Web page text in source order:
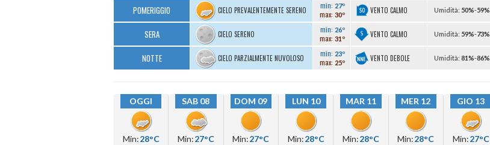
POMERIGGIO CIELO PREVALENTEMENTE SERENO min: 27º
max: 30º VENTO CALMO Umidità: 50%-59%
SERA CIELO SERENO min: 26º
max: 31º VENTO CALMO Umidità: 59%-73%
NOTTE CIELO PARZIALMENTE NUVOLOSO min: 23º
max: 25º VENTO DEBOLE Umidità: 81%-86%
OGGI
Min:28°C
SAB 08
Min:27°C
DOM 09
Min:27°C
LUN 10
Min:28°C
MAR 11
Min:28°C
MER 12
Min:28°C
GIO 13
Min:27°C